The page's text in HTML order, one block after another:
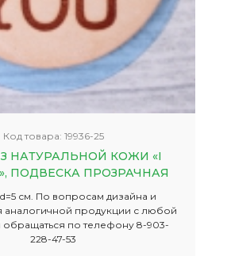
Код товара: 19936-25
НАТУРАЛЬНОЙ КОЖИ «I
ПОДВЕСКА ПРОЗРАЧНАЯ
см. По вопросам дизайна и
аналогичной продукции с любой
по телефону 8-903-
228-47-53